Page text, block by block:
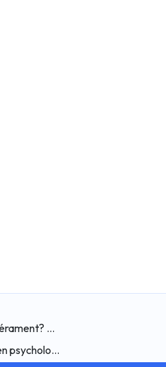
des façons de surmonter le
Comment les schémas
psychologie: les tests